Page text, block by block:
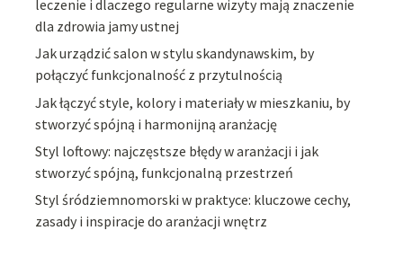
leczenie i dlaczego regularne wizyty mają znaczenie
dla zdrowia jamy ustnej
Jak urządzić salon w stylu skandynawskim, by
połączyć funkcjonalność z przytulnością
Jak łączyć style, kolory i materiały w mieszkaniu, by
stworzyć spójną i harmonijną aranżację
Styl loftowy: najczęstsze błędy w aranżacji i jak
stworzyć spójną, funkcjonalną przestrzeń
Styl śródziemnomorski w praktyce: kluczowe cechy,
zasady i inspiracje do aranżacji wnętrz